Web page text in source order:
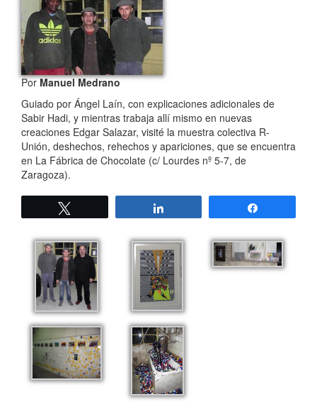
PorManuel Medrano
Guiado por Ángel Laín, con explicaciones adicionales de
Sabir Hadi, y mientras trabaja allí mismo en nuevas
creaciones Edgar Salazar, visité la muestra colectiva R-
Unión, deshechos, rehechos y apariciones, que se encuentra
en La Fábrica de Chocolate (c/ Lourdes nº 5-7, de
Zaragoza).